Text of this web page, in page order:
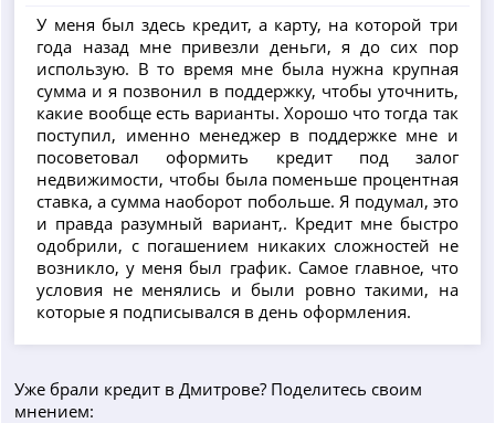
У меня был здесь кредит, а карту, на которой три
года назад мне привезли деньги, я до сих пор
использую. В то время мне была нужна крупная
сумма и я позвонил в поддержку, чтобы уточнить,
какие вообще есть варианты. Хорошо что тогда так
поступил, именно менеджер в поддержке мне и
посоветовал оформить кредит под залог
недвижимости, чтобы была поменьше процентная
ставка, а сумма наоборот побольше. Я подумал, это
и правда разумный вариант,. Кредит мне быстро
одобрили, с погашением никаких сложностей не
возникло, у меня был график. Самое главное, что
условия не менялись и были ровно такими, на
которые я подписывался в день оформления.
Уже брали кредит в Дмитрове? Поделитесь своим
мнением: